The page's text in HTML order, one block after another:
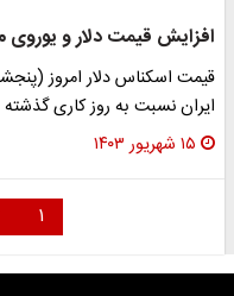
افزایش قیمت دلار و یوروی
قیمت اسکناس دلار امروز
ایران نسبت به‌ روز کاری
۱۵ شهریور ۱۴۰۳
۱